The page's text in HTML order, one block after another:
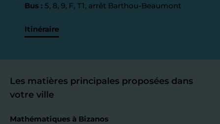
Bus : 5, 8, 9, F, T1, arrêt Barthou-Beaumont
Itinéraire
Les matières principales proposées dans
votre ville
Mathématiques à Bizanos